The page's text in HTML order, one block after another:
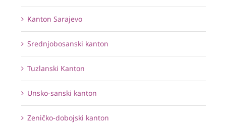
Kanton Sarajevo
Srednjobosanski kanton
Tuzlanski Kanton
Unsko-sanski kanton
Zeničko-dobojski kanton